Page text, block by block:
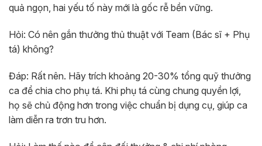
quả ngọn, hai yếu tố này mới là gốc rễ bền vững.
Hỏi: Có nên gắn thưởng thủ thuật với Team (Bác sĩ + Phụ
tá) không?
Đáp: Rất nên. Hãy trích khoảng 20-30% tổng quỹ thưởng
ca để chia cho phụ tá. Khi phụ tá cùng chung quyền lợi,
họ sẽ chủ động hơn trong việc chuẩn bị dụng cụ, giúp ca
làm diễn ra trơn tru hơn.